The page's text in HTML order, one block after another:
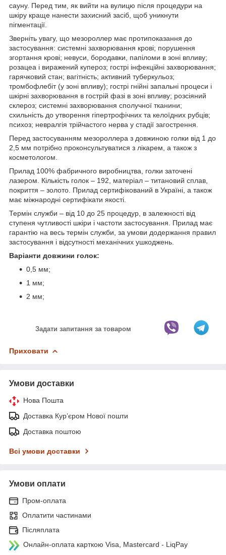
сауну. Перед тим, як вийти на вулицю після процедури на
шкіру краще нанести захисний засіб, щоб уникнути
пігментації.
Зверніть увагу, що мезороллер має протипоказання до
застосування: системні захворювання крові; порушення
згортання крові; невуси, бородавки, папіломи в зоні впливу;
розацеа і виражений купероз; гострі інфекційні захворювання;
гарячковий стан; вагітність; активний туберкульоз;
тромбофлебіт (у зоні впливу); гострі гнійні запальні процеси і
шкірні захворювання в гострій фазі в зоні впливу; розсіяний
склероз; системні захворювання сполучної тканини;
схильність до утворення гіпертрофічних та келоїдних рубців;
психоз; невралгія трійчастого нерва у стадії загострення.
Перед застосуванням мезороллера з довжиною голки від 1 до
2,5 мм потрібно проконсультуватися з лікарем, а також з
косметологом.
Прилад 100% фабричного виробництва, голки заточені
лазером. Кількість голок – 192, матеріал – титановий сплав,
покриття – золото. Прилад сертифікований в Україні, а також
має міжнародні сертифікати якості.
Термін служби – від 10 до 25 процедур, в залежності від
ступеня чутливості шкіри і частоти застосування. Прилад має
гарантію на весь термін служби, за умови додержання правил
застосування і відсутності механічних ушкоджень.
Варіанти довжини голок:
0,5 мм;
1 мм;
2 мм;
Задати запитання за товаром
Приховати
Умови доставки
Нова Пошта
Доставка Курʼєром Нової пошти
Доставка поштою
Всі умови доставки
Умови оплати
Пром-оплата
Оплатити частинами
Післяплата
Онлайн-оплата карткою Visa, Mastercard - LiqPay